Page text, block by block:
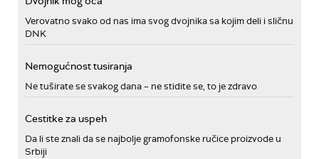
Verovatno svako od nas ima svog dvojnika sa kojim deli i sličnu
DNK
Nemogućnost tusiranja
Ne tuširate se svakog dana – ne stidite se, to je zdravo
Cestitke za uspeh
Da li ste znali da se najbolje gramofonske ručice proizvode u
Srbiji